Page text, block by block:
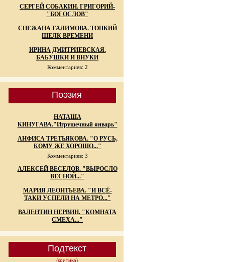
СЕРГЕЙ СОБАКИН. ГРИГОРИЙ-
"БОГОСЛОВ"
СНЕЖАНА ГАЛИМОВА. ТОНКИЙ
ШЕЛК ВРЕМЕНИ
ИРИНА ДМИТРИЕВСКАЯ.
БАБУШКИ И ВНУКИ
Комментариев: 2
Поэзия
НАТАША
КИНУГАВА."Игрушечный январь"
АНФИСА ТРЕТЬЯКОВА. "О РУСЬ,
КОМУ ЖЕ ХОРОШО..."
Комментариев: 3
АЛЕКСЕЙ ВЕСЕЛОВ. "ВЫРОСЛО
ВЕСНОЙ..."
МАРИЯ ЛЕОНТЬЕВА. "И ВСЁ-
ТАКИ УСПЕЛИ НА МЕТРО..."
ВАЛЕНТИН НЕРВИН. "КОМНАТА
СМЕХА..."
Подтекст
(критика)